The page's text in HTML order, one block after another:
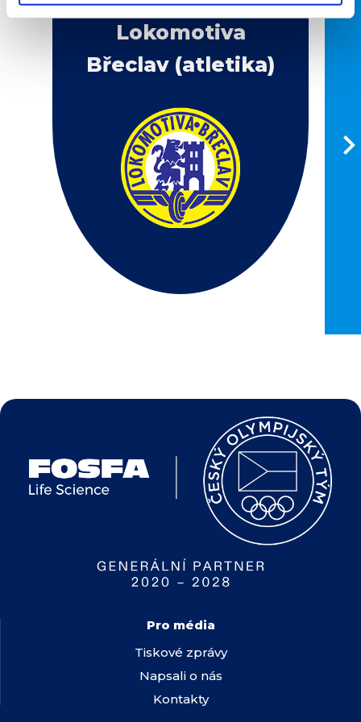
Lokomotiva
Břeclav (atletika)
Pro média
Tiskové zprávy
Napsali o nás
Kontakty